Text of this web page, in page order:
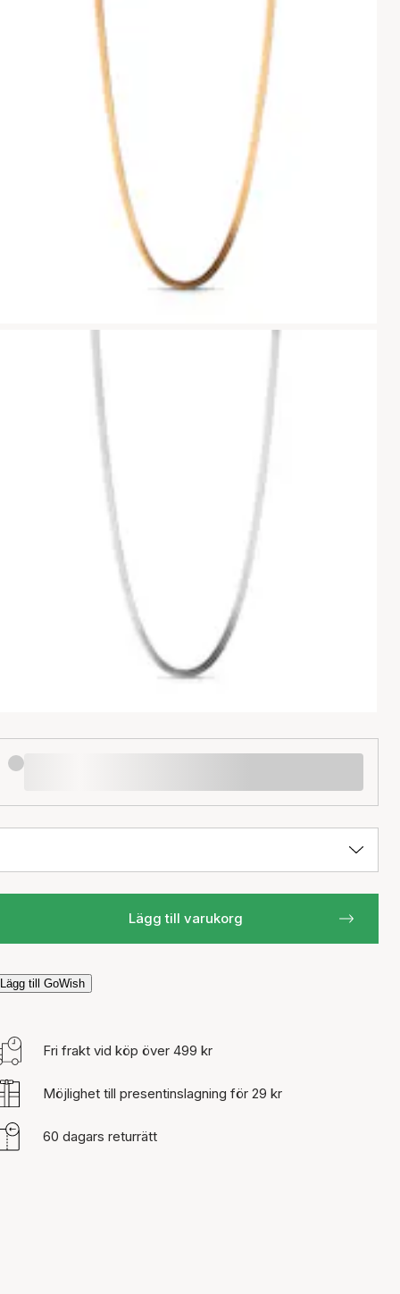
Lägg till varukorg
Lägg till GoWish
Fri frakt vid köp över 499 kr
Möjlighet till presentinslagning för 29 kr
60 dagars returrätt